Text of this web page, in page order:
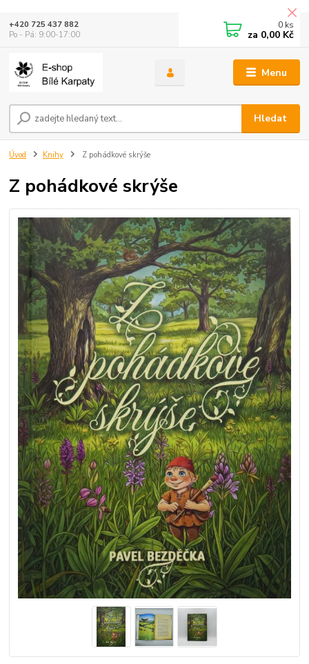
Menu
Hledat
+420 725 437 882
Po - Pá: 9:00-17:00
0 ks
za 0,00 Kč
Úvod Knihy Z pohádkové skrýše
Z pohádkové skrýše